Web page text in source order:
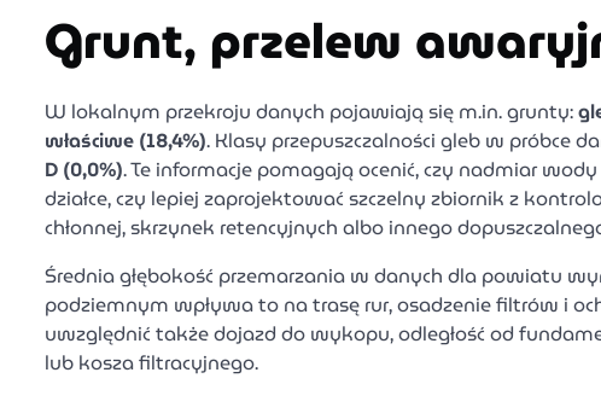
Grunt, przelew
W lokalnym przekroju danych pojawiają się m.in. grunty:
właściwe (18,4%). Klasy przepuszczalności gleb w próbce
D (0,0%). Te informacje pomagają ocenić, czy nadmiar
działce, czy lepiej zaprojektować szczelny zbiornik z
chłonnej, skrzynek retencyjnych albo innego
Średnia głębokość przemarzania w danych dla powiatu
podziemnym wpływa to na trasę rur, osadzenie filtrów i
uwzględnić także dojazd do wykopu, odległość od
lub kosza filtracyjnego.